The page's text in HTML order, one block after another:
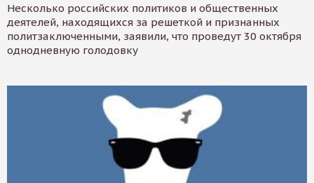
Несколько российских политиков и общественных
деятелей, находящихся за решеткой и признанных
политзаключенными, заявили, что проведут 30 октября
однодневную голодовку